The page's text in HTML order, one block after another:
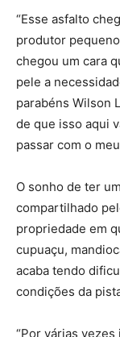
“Esse asfalto
produtor
chegou um cara
pele a
parabéns Wilson
de que isso aqui
passar com o
O sonho de ter
compartilhado
propriedade em
cupuaçu,
acaba tendo
condições da
“Por várias